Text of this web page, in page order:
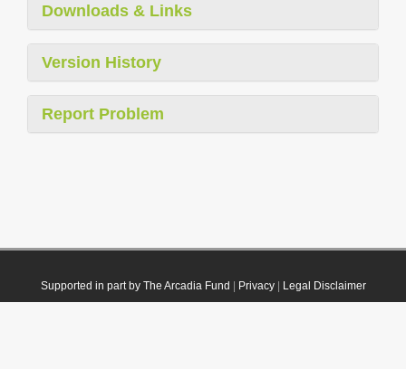
Downloads & Links
Version History
Report Problem
Supported in part by The Arcadia Fund Privacy| Legal Disclaimer